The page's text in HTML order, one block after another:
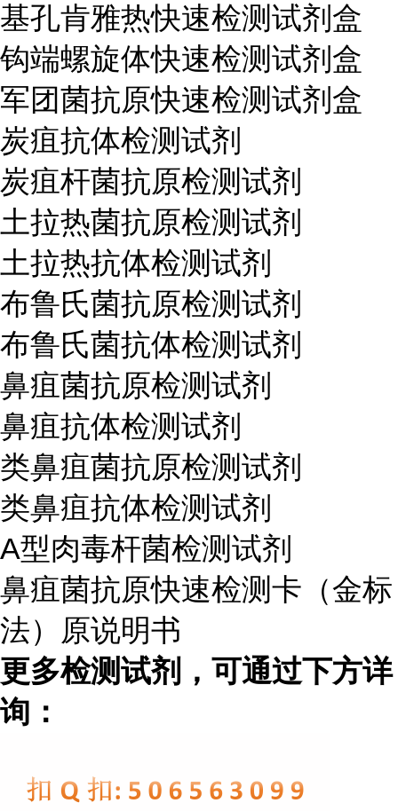
基孔肯雅热快速检测试剂盒
钩端螺旋体快速检测试剂盒
军团菌抗原快速检测试剂盒
炭疽抗体检测试剂
炭疽杆菌抗原检测试剂
土拉热菌抗原检测试剂
土拉热抗体检测试剂
布鲁氏菌抗原检测试剂
布鲁氏菌抗体检测试剂
鼻疽菌抗原检测试剂
鼻疽抗体检测试剂
类鼻疽菌抗原检测试剂
类鼻疽抗体检测试剂
A型肉毒杆菌检测试剂
鼻疽菌抗原快速检测卡（金标
法）原说明书
更多检测试剂，可通过下方详
询：